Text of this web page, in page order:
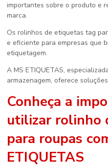
importantes sobre o produto e
marca.
Os rolinhos de etiquetas tag
e eficiente para empresas que
etiquetagem.
A MS ETIQUETAS,
armazenagem, oferece
Conheça a
utilizar rolinho
para roupas
ETIQUETAS